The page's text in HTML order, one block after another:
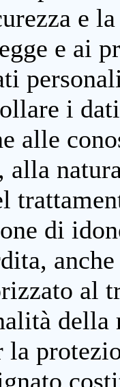
e
e ai
i
alle
alla
di
al
della
la